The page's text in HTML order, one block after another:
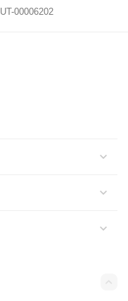
UT-00006202